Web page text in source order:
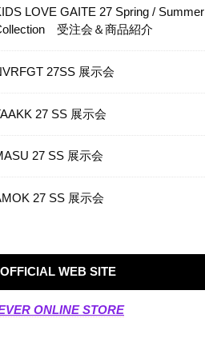
LOVE GAITE 27 Spring / Summer
受注会＆商品紹介
27SS 展示会
27 SS 展示会
27 SS 展示会
27 SS 展示会
OFFICIAL WEB SITE
ONLINE STORE